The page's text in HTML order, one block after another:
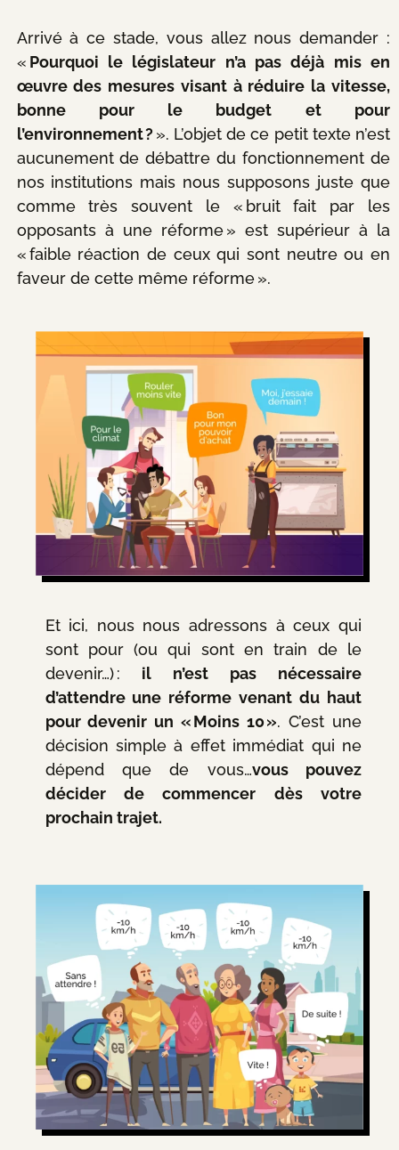
Arrivé à ce stade, vous allez nous demander :
« Pourquoi le législateur n’a pas déjà mis en
œuvre des mesures visant à réduire la vitesse,
bonne pour le budget et pour
l’environnement ? ». L’objet de ce petit texte n’est
aucunement de débattre du fonctionnement de
nos institutions mais nous supposons juste que
comme très souvent le « bruit fait par les
opposants à une réforme » est supérieur à la
« faible réaction de ceux qui sont neutre ou en
faveur de cette même réforme ».
Et ici, nous nous adressons à ceux qui
sont pour (ou qui sont en train de le
devenir…) : il n’est pas nécessaire
d’attendre une réforme venant du haut
pour devenir un « Moins 10 ». C’est une
décision simple à effet immédiat qui ne
dépend que de vous…vous pouvez
décider de commencer dès votre
prochain trajet.